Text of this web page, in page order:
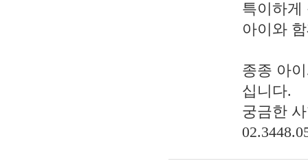
특이하게
아이와
종종 아
십니다.
궁금한